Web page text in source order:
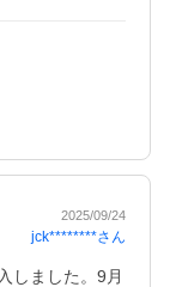
2025/09/24
jck********さん
しました。9月